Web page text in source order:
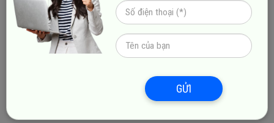
khi thay đổi nội dung text hoặc thêm thành phần mới,
layout sẽ tự điều chỉnh mà không làm vỡ cấu trúc giao
diện. Auto Layout còn giúp tiết kiệm đáng kể thời gian
chỉnh sửa và duy trì tính nhất quán trong thiết kế. Nhờ đó,
dùng thay vì xử lý các thao tác căn chỉnh lặp đi lặp lại.
GỬI